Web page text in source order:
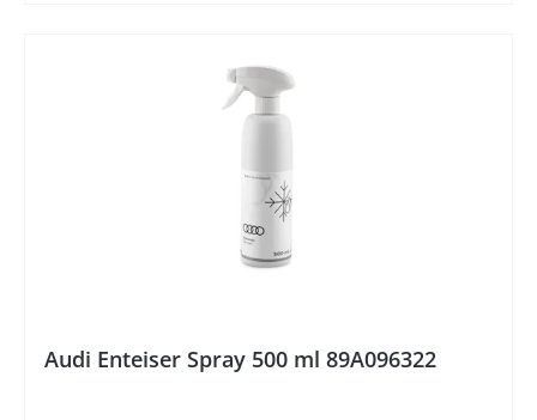
Audi Enteiser Spray 500 ml 89A096322